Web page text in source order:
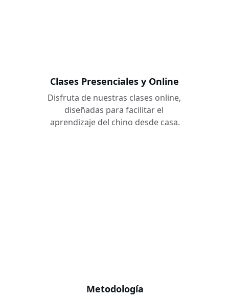
Metodología
Clases Presenciales y Online
Disfruta de nuestras clases online,
diseñadas para facilitar el
aprendizaje del chino desde casa.